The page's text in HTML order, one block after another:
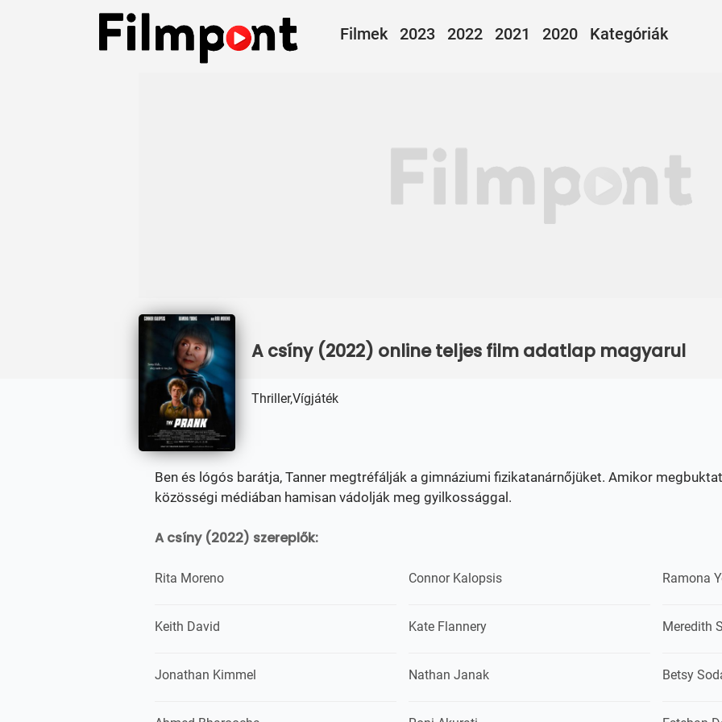
Filmek 2023 2022 2021 2020 Kategóriák
A csíny (2022) online teljes film adatlap magyarul
Thriller,Vígjáték
Ben és lógós barátja, Tanner megtréfálják a gimnáziumi fizikatanárnőjüket. Amikor
közösségi médiában hamisan vádolják meg gyilkossággal.
A csíny (2022) szereplők:
Rita Moreno Connor Kalopsis Ramona
Keith David Kate Flannery Meredith
Jonathan Kimmel Nathan Janak Betsy